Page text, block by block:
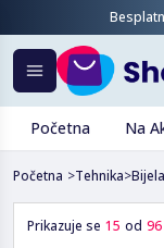
Početna Na
Početna >Tehnika>
Prikazuje se 15 od 96